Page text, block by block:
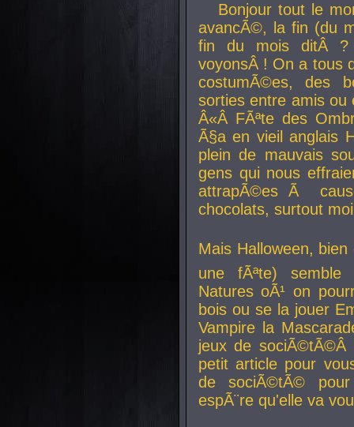
Bonjour tout le
avancÃ©, la fin (du
fin du mois ditÂ ?
voyonsÂ ! On a tous
costumÃ©es, des
sorties entre amis
Â«Â FÃªte des
Ã§a en vieil anglais
plein de mauvais
gens qui nous
attrapÃ©es Ã
chocolats, surtout
Mais Halloween, bien
une fÃªte) semble
Natures oÃ¹ on
bois ou se la jouer
Vampire la
jeux de
petit article pour
de sociÃ©tÃ©
espÃ¨re qu'elle va